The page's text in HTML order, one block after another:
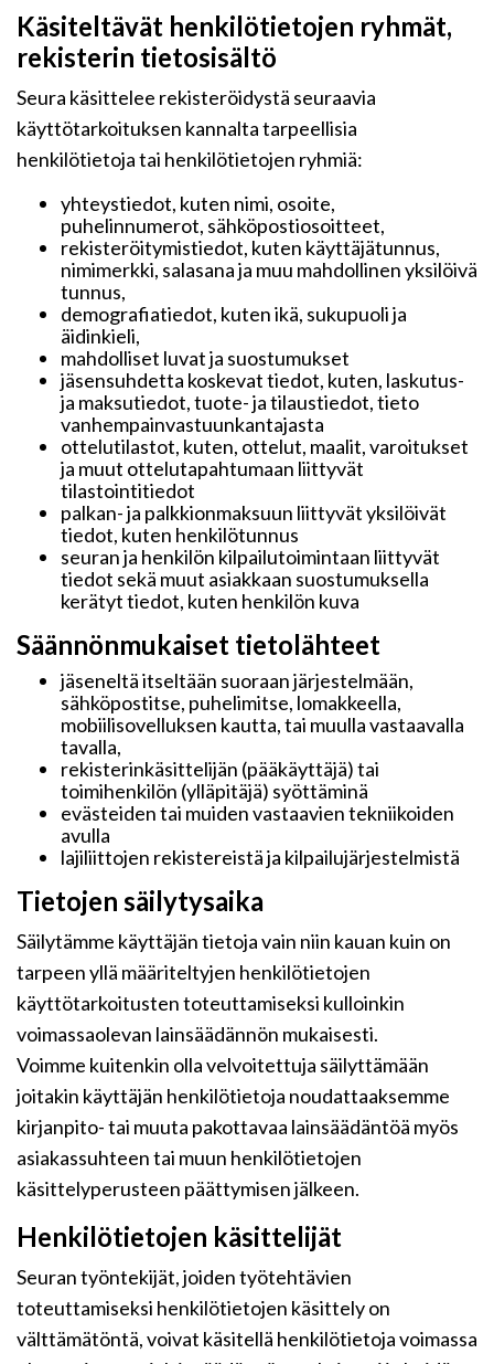
Käsiteltävät henkilötietojen ryhmät,
rekisterin tietosisältö
Seura käsittelee rekisteröidystä seuraavia
käyttötarkoituksen kannalta tarpeellisia
henkilötietoja tai henkilötietojen ryhmiä:
yhteystiedot, kuten nimi, osoite,
puhelinnumerot, sähköpostiosoitteet,
rekisteröitymistiedot, kuten käyttäjätunnus,
nimimerkki, salasana ja muu mahdollinen yksilöivä
tunnus,
demografiatiedot, kuten ikä, sukupuoli ja
äidinkieli,
mahdolliset luvat ja suostumukset
jäsensuhdetta koskevat tiedot, kuten, laskutus-
ja maksutiedot, tuote- ja tilaustiedot, tieto
vanhempainvastuunkantajasta
ottelutilastot, kuten, ottelut, maalit, varoitukset
ja muut ottelutapahtumaan liittyvät
tilastointitiedot
palkan- ja palkkionmaksuun liittyvät yksilöivät
tiedot, kuten henkilötunnus
seuran ja henkilön kilpailutoimintaan liittyvät
tiedot sekä muut asiakkaan suostumuksella
kerätyt tiedot, kuten henkilön kuva
Säännönmukaiset tietolähteet
jäseneltä itseltään suoraan järjestelmään,
sähköpostitse, puhelimitse, lomakkeella,
mobiilisovelluksen kautta, tai muulla vastaavalla
tavalla,
rekisterinkäsittelijän (pääkäyttäjä) tai
toimihenkilön (ylläpitäjä) syöttäminä
evästeiden tai muiden vastaavien tekniikoiden
avulla
lajiliittojen rekistereistä ja kilpailujärjestelmistä
Tietojen säilytysaika
Säilytämme käyttäjän tietoja vain niin kauan kuin on
tarpeen yllä määriteltyjen henkilötietojen
käyttötarkoitusten toteuttamiseksi kulloinkin
voimassaolevan lainsäädännön mukaisesti.
Voimme kuitenkin olla velvoitettuja säilyttämään
joitakin käyttäjän henkilötietoja noudattaaksemme
kirjanpito- tai muuta pakottavaa lainsäädäntöä myös
asiakassuhteen tai muun henkilötietojen
käsittelyperusteen päättymisen jälkeen.
Henkilötietojen käsittelijät
Seuran työntekijät, joiden työtehtävien
toteuttamiseksi henkilötietojen käsittely on
välttämätöntä, voivat käsitellä henkilötietoja voimassa